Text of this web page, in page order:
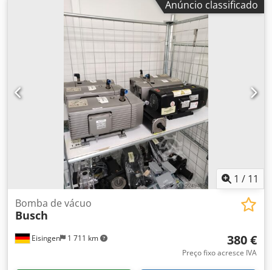
Totalmente funcional - Máquina compatível: CNC HOMAG -
WEEKE - BIESSE - SCM - MORBIDELLI - Se estiver
interessado, oferecemos um serviço de revisão, entre em
contato conosco. Dsdov Azbiopfx Abrjck
Anúncio classificado
1 / 11
Eisingen 1 711 km
Bomba de vácuo
Busch
380 €
Preço fixo acresce IVA